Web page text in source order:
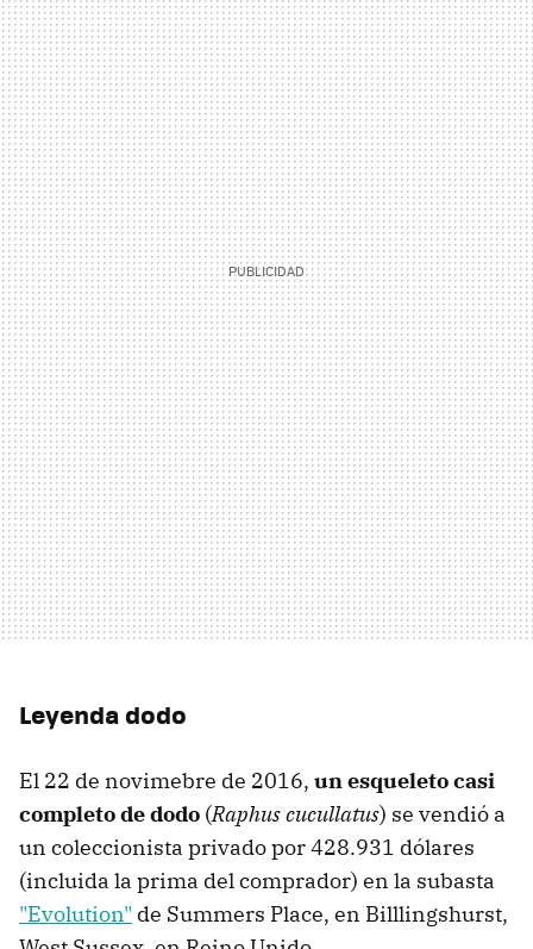
Leyenda dodo
El 22 de novimebre de 2016, un esqueleto casi
completo de dodo (Raphus cucullatus) se vendió a
un coleccionista privado por 428.931 dólares
(incluida la prima del comprador) en la subasta
"Evolution" de Summers Place, en Billlingshurst,